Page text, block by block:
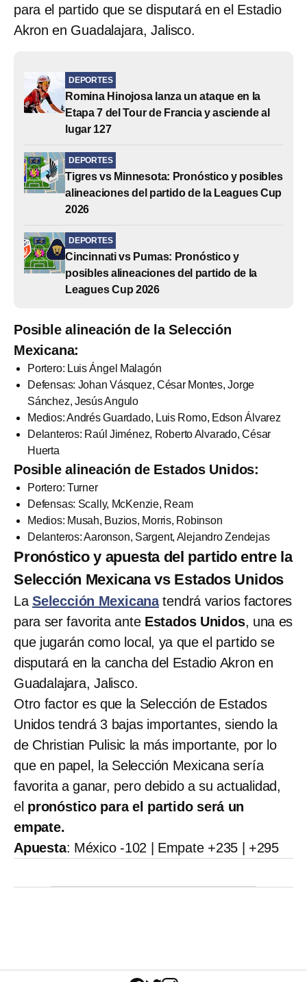
para el partido que se disputará en el Estadio
Akron en Guadalajara, Jalisco.
DEPORTES
Romina Hinojosa lanza un ataque en la
Etapa 7 del Tour de Francia y asciende al
lugar 127
DEPORTES
Tigres vs Minnesota: Pronóstico y posibles
alineaciones del partido de la Leagues Cup
2026
DEPORTES
Cincinnati vs Pumas: Pronóstico y
posibles alineaciones del partido de la
Leagues Cup 2026
Posible alineación de la Selección
Mexicana:
Portero: Luis Ángel Malagón
Defensas: Johan Vásquez, César Montes, Jorge
Sánchez, Jesús Angulo
Medios: Andrés Guardado, Luis Romo, Edson Álvarez
Delanteros: Raúl Jiménez, Roberto Alvarado, César
Huerta
Posible alineación de Estados Unidos:
Portero: Turner
Defensas: Scally, McKenzie, Ream
Medios: Musah, Buzios, Morris, Robinson
Delanteros: Aaronson, Sargent, Alejandro Zendejas
Pronóstico y apuesta del partido entre la
Selección Mexicana vs Estados Unidos
La Selección Mexicanatendrá varios factores
para ser favorita ante Estados Unidos, una es
que jugarán como local, ya que el partido se
disputará en la cancha del Estadio Akron en
Guadalajara, Jalisco.
Otro factor es que la Selección de Estados
Unidos tendrá 3 bajas importantes, siendo la
de Christian Pulisic la más importante, por lo
que en papel, la Selección Mexicana sería
favorita a ganar, pero debido a su actualidad,
el pronóstico para el partido será un
empate.
Apuesta: México -102 | Empate +235 | +295